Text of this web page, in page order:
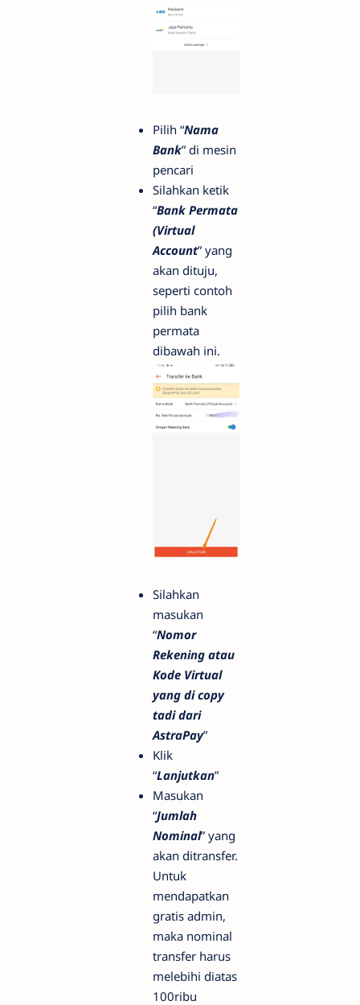
Pilih “Nama
Bank” di mesin
pencari
Silahkan ketik
“Bank Permata
(Virtual
Account” yang
akan dituju,
seperti contoh
pilih bank
permata
dibawah ini.
Silahkan
masukan
“Nomor
Rekening atau
Kode Virtual
yang di copy
tadi dari
AstraPay”
Klik
“Lanjutkan”
Masukan
“Jumlah
Nominal” yang
akan ditransfer.
Untuk
mendapatkan
gratis admin,
maka nominal
transfer harus
melebihi diatas
100ribu